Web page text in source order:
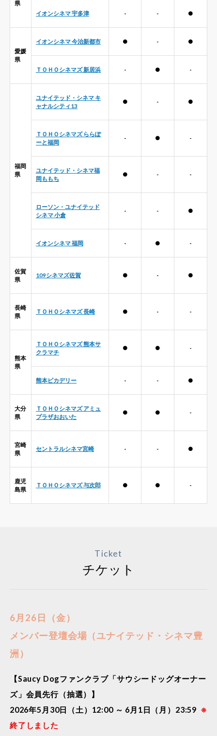
県
イオンシネマ 宇多津
- - ●
愛媛
県
イオンシネマ 今治新都市 ● - ●
ＴＯＨＯシネマズ 新居浜 - ● -
福岡
県
ユナイテッド・シネマ キ
ャナルシティ13
● - ●
ＴＯＨＯシネマズ ららぽ
ーと福岡
- ● -
ユナイテッド・シネマ福
岡ももち
● - -
ローソン・ユナイテッド
シネマ 小倉
- - ●
イオンシネマ 福岡 - ● -
佐賀
県
109シネマズ佐賀 ● - ●
長崎
県
ＴＯＨＯシネマズ 長崎 ● - -
熊本
県
ＴＯＨＯシネマズ 熊本サ
クラマチ
● ● -
熊本ピカデリー - - ●
大分
県
ＴＯＨＯシネマズ アミュ
プラザおおいた
● ● -
宮崎
県
セントラルシネマ宮崎 - - ●
鹿児
島県
ＴＯＨＯシネマズ 与次郎 ● ● -
Ticket
チケット
6月26日（金）
メンバー登壇会場（ユナイテッド・シネマ豊
洲）
【Saucy Dogファンクラブ「サウシードッグオーナー
ズ」会員先行（抽選）】
2026年5月30日（土）12:00 ～ 6月1日（月）23:59 ※
終了しました